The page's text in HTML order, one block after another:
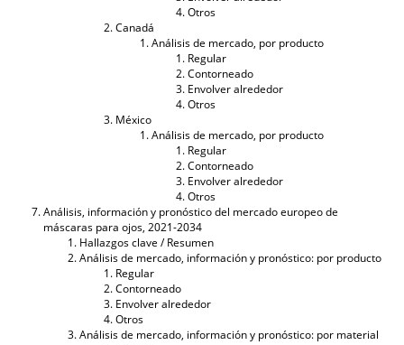
Otros
Canadá
Análisis de mercado, por producto
Regular
Contorneado
Envolver alrededor
Otros
México
Análisis de mercado, por producto
Regular
Contorneado
Envolver alrededor
Otros
Análisis, información y pronóstico del mercado europeo de
máscaras para ojos, 2021-2034
Hallazgos clave / Resumen
Análisis de mercado, información y pronóstico: por producto
Regular
Contorneado
Envolver alrededor
Otros
Análisis de mercado, información y pronóstico: por material